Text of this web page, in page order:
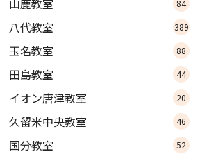
山鹿教室 84
八代教室 389
玉名教室 88
田島教室 44
イオン唐津教室 20
久留米中央教室 46
国分教室 52